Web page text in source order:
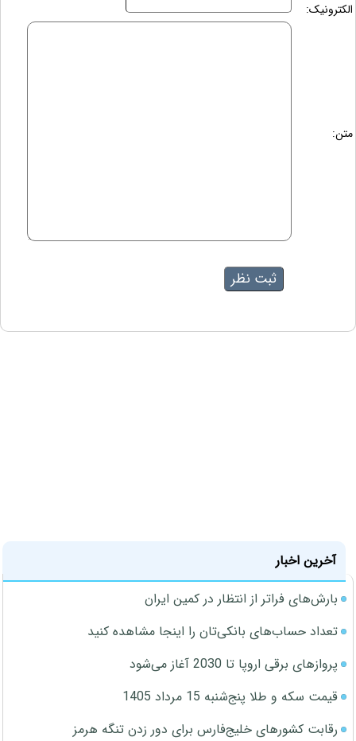
الکترونیک:
متن:
آخرین اخبار
بارش‌های فراتر از انتظار در کمین ایران
تعداد حساب‌های بانکی‌تان را اینجا مشاهده کنید
پروازهای برقی اروپا تا 2030 آغاز می‌شود
قیمت سکه و طلا پنج‌شنبه 15 مرداد 1405
رقابت کشورهای خلیج‌فارس برای دور زدن تنگه هرمز